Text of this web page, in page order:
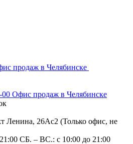
продаж в Челябинске
00 Офис продаж в Челябинске
Ленина, 26Ас2 (Только офис, не
СБ. – ВС.: с 10:00 до 21:00